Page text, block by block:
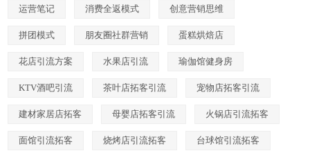
运营笔记 消费全返模式 创意营销思维
拼团模式 朋友圈社群营销 蛋糕烘焙店
花店引流方案 水果店引流 瑜伽馆健身房
KTV酒吧引流 茶叶店拓客引流 宠物店拓客引流
建材家居店拓客 母婴店拓客引流 火锅店引流拓客
面馆引流拓客 烧烤店引流拓客 台球馆引流拓客